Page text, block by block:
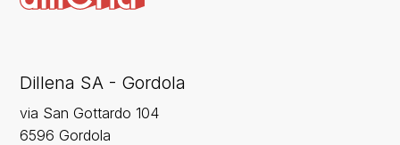
Dillena SA - Gordola
via San Gottardo 104
6596 Gordola